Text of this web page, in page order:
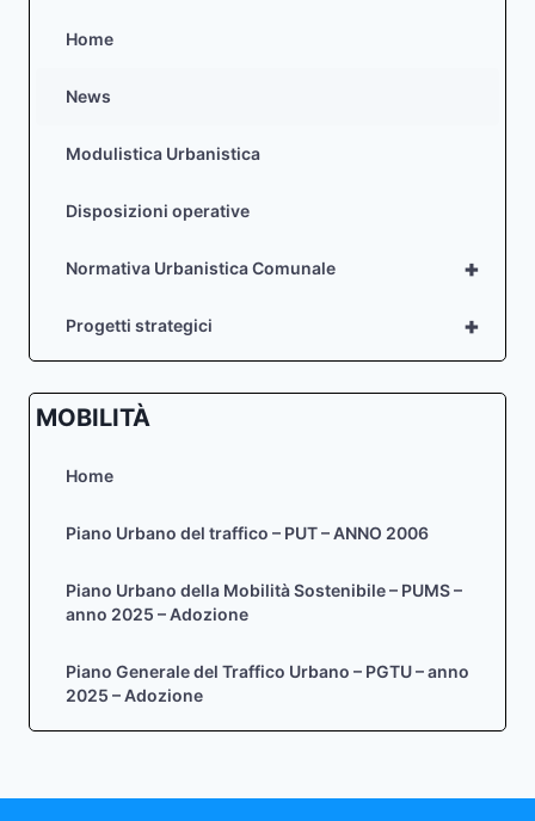
Home
News
Modulistica Urbanistica
Disposizioni operative
+
Normativa Urbanistica Comunale
+
Progetti strategici
MOBILITÀ
Home
Piano Urbano del traffico – PUT – ANNO 2006
Piano Urbano della Mobilità Sostenibile – PUMS –
anno 2025 – Adozione
Piano Generale del Traffico Urbano – PGTU – anno
2025 – Adozione